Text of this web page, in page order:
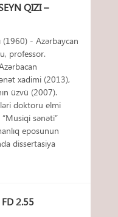
QIZI –
(1960) - Azərbaycan
professor.
xadimi (2013),
üzvü (2007).
doktoru elmi
sənəti”
eposunun
dissertasiya
FD 2.55